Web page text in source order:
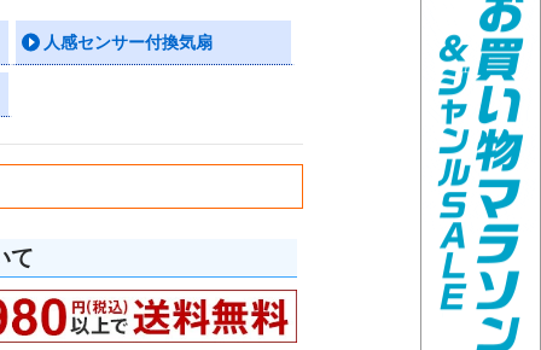
人感センサー付換気扇
て